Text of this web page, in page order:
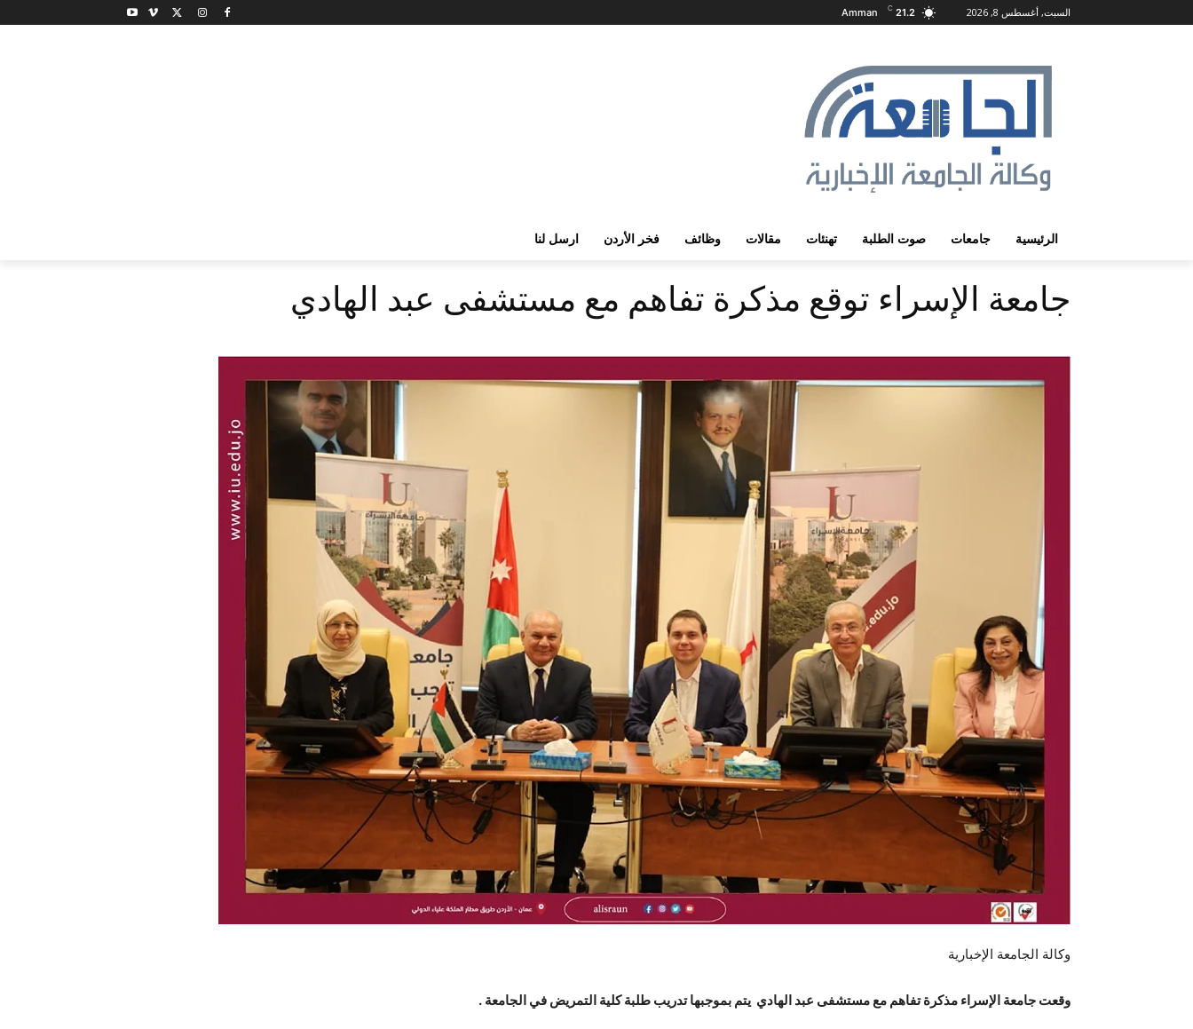
السبت, أغسطس 8, 2026 21.2
C
Amman
الرئيسية جامعات صوت الطلبة تهنئات مقالات وظائف فخر الأردن ارسل لنا
جامعة الإسراء توقع مذكرة تفاهم مع مستشفى عبد الهادي
وكالة الجامعة الإخبارية
وقعت جامعة الإسراء مذكرة تفاهم مع مستشفى عبد الهادي يتم بموجبها تدريب طلبة كلية التمريض في الجامعة .